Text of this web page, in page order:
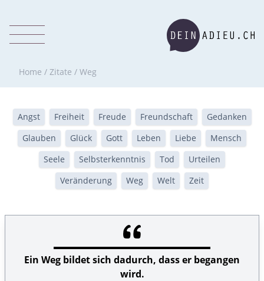
Home / Zitate / Weg
Angst Freiheit Freude Freundschaft
Gedanken
Glauben
Glück Gott Leben Liebe
Mensch
Seele
Selbsterkenntnis Tod
Urteilen
Veränderung
Weg Welt Zeit
Ein Weg bildet sich dadurch, dass er begangen
wird.